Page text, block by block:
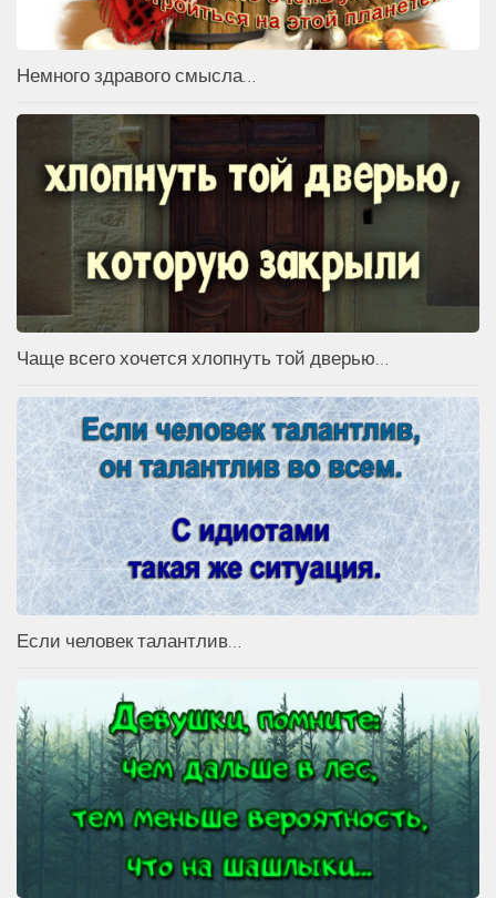
Немного здравого смысла…
Чаще всего хочется хлопнуть той дверью…
Если человек талантлив…